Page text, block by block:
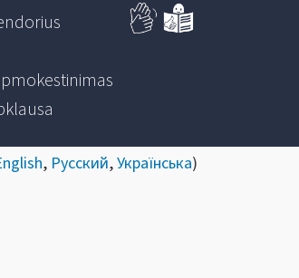
, Русский,Українська)